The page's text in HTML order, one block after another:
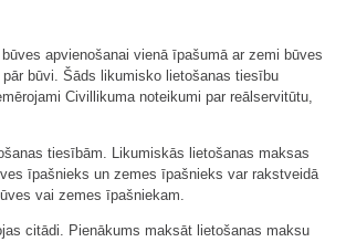
apvienošanai vienā īpašumā ar zemi būves
būvi. Šāds likumisko lietošanas tiesību
Civillikuma noteikumi par reālservitūtu,
tiesībām. Likumiskās lietošanas maksas
īpašnieks un zemes īpašnieks var rakstveidā
vai zemes īpašniekam.
citādi. Pienākums maksāt lietošanas maksu